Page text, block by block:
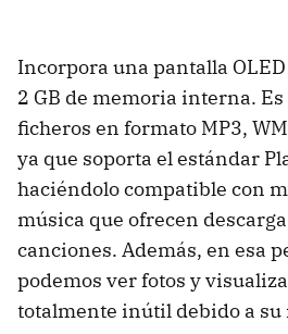
Incorpora una pantalla
2 GB de memoria interna.
ficheros en formato MP3,
ya que soporta el estándar
haciéndolo compatible con
música que ofrecen
canciones. Además, en esa
podemos ver fotos y
totalmente inútil debido a su